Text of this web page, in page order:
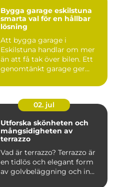
Bygga garage eskilstuna
smarta val för en hållbar
lösning
Att bygga garage i
Eskilstuna handlar om mer
än att få tak över bilen. Ett
genomtänkt garage ger
02. jul
Utforska skönheten och
mångsidigheten av
terrazzo
Vad är terrazzo? Terrazzo är
en tidlös och elegant form
av golvbeläggning och in...